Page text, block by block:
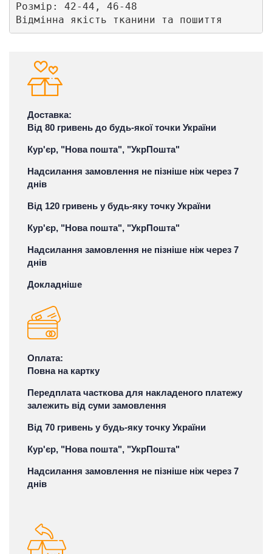
Розмір: 42-44, 46-48
Відмінна якість тканини та пошиття
Доставка:
Від 80 гривень до будь-якої точки України
Кур'єр, "Нова пошта", "УкрПошта"
Надсилання замовлення не пізніше ніж через 7
днів
Від 120 гривень у будь-яку точку України
Кур'єр, "Нова пошта", "УкрПошта"
Надсилання замовлення не пізніше ніж через 7
днів
Докладніше
Оплата:
Повна на картку
Передплата часткова для накладеного платежу
залежить від суми замовлення
Від 70 гривень у будь-яку точку України
Кур'єр, "Нова пошта", "УкрПошта"
Надсилання замовлення не пізніше ніж через 7
днів